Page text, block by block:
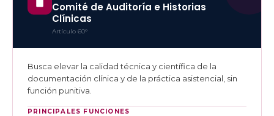
Comité de Auditoría e Historias
Clínicas
Artículo 60°
Busca elevar la calidad técnica y científica de la
documentación clínica y de la práctica asistencial, sin
función punitiva.
PRINCIPALES FUNCIONES